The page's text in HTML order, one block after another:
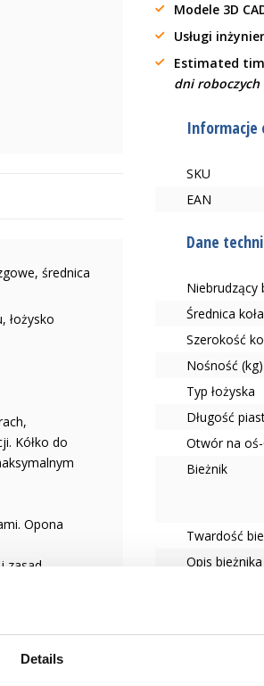
Details
średnica
łożysko
Kółko do
Opona
zasad.
Modele 3D
Usługi
Estimated
dni roboczych
Informacje
SKU
EAN
Dane
Niebrudzący
Średnica
Szerokość
Nośność (kg)
Typ łożyska
Długość
Otwór na
Bieżnik
Twardość
Opis bieżnika